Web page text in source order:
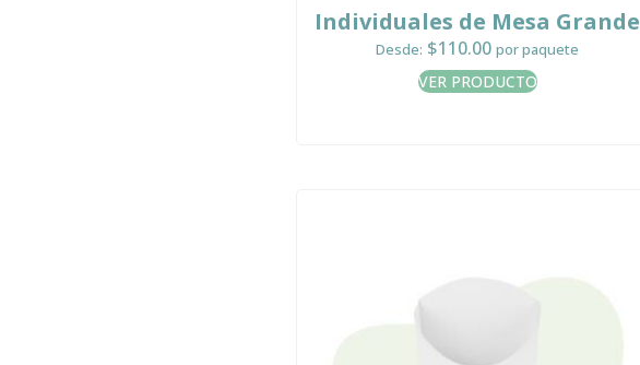
Individuales de Mesa Grande
Desde: $110.00 por paquete
VER PRODUCTO